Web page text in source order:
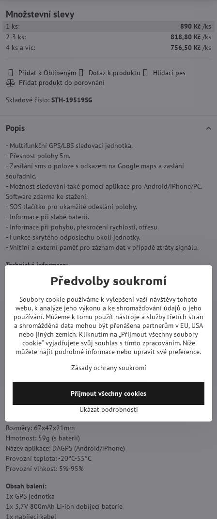
Množstevní slevy
1 ks: 890 Kč /ks
2-3 ks: 818,80 Kč /ks
4 ks a víc: 756,50 Kč /ks
Přidat k Oblíbeným Dotaz k produktu Hlídací pes
Skladové číslo: STH-19519SG
Popis
- Multifunkční GPS/LBS sledovací jednotka.
- Přesnost polohy 5m.
- Zasílání sms o poloze s odkazem na Google maps a zaslání
souřadnic.
- Možnost sledování také pomocí aplikace pro Android/iPhone/PC.
Software zdarma ke stažení.
- SOS tlačítko pro okamžité odeslání polohy.
- Informace při slabé baterii.
- Informace při pohybu, překročení rychlosti, otřesu.
- Funkce skrytého odposlechu okolí jednotky.
- Vnitřní a externí paměť pro záznam dat v případě ztráty signálu.
Technické informace:
GPS čip: Ublox 7020
GSM čip: MT6261
GSM pásma: 850/900/1800/1900Mhz
Přesnost GPS: 5m
Odposlech: Ano
Geo-plot funkce: Ano, nastavení jednotky pro pohyb pouze v určitém
místě.
Upozornění na pohyb: Ano
Upozornění na překročení rychlosti: Ano, nastavitelná rychlost.
SOS tlačítko: Ano, na boku přístroje.
Typ baterie: Dobíjecí 3,7V/850mAh Li-ion baterie (BL-5B)
Dobíjecí napětí: 5VDC/1000mA
Rozměry: 67x47x21mm
Hmotnost: 59g (s baterií)
Název aplikace: DAGPS (Android/iPhone)
Provozní teplota: -20°C-55°C
Provozní vlhkost: 5%-95%
Obsah balení:
1x GPS jednotka
1x 3,7V 800mAh Li-ion dobíjecí baterie
1x nabíjecí kabel
Předvolby soukromí
Soubory cookie používáme k vylepšení vaší návštěvy tohoto
webu, k analýze jeho výkonu a ke shromažďování údajů o jeho
používání. Můžeme k tomu použít nástroje a služby třetích stran
a shromážděná data mohou být přenášena partnerům v EU, USA
nebo jiných zemích. Kliknutím na „Přijmout všechny soubory
cookie“ vyjadřujete svůj souhlas s tímto zpracováním. Níže
můžete najít podrobné informace nebo upravit své preference.
Zásady ochrany soukromí
Ukázat podrobnosti
Přijmout všechny cookies